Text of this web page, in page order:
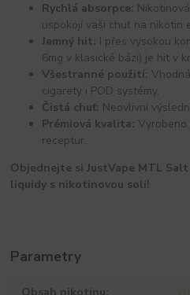
Rychlá absorpce:
uspokojí vaši chuť na nikotin
Jemný hit: I přes vysokou
6mg v klasické bázi) je hit v
Všestranné použití:
cigarety i POD systémy.
Čistá chuť: Neovlivní
Prémiová kvalita: Vyrobeno
receptur.
Objednejte si JustVape MTL
liquidy s nikotinovou solí!
Parametry